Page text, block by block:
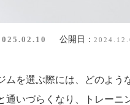
公開日：
ムを選ぶ際には、どのよ
通いづらくなり、トレーニ